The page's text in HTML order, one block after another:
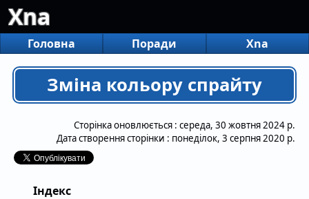
Xna
Головна Поради Xna
Зміна кольору спрайту
Сторінка оновлюється : середа, 30 жовтня 2024 р.
Дата створення сторінки : понеділок, 3 серпня 2020 р.
Індекс